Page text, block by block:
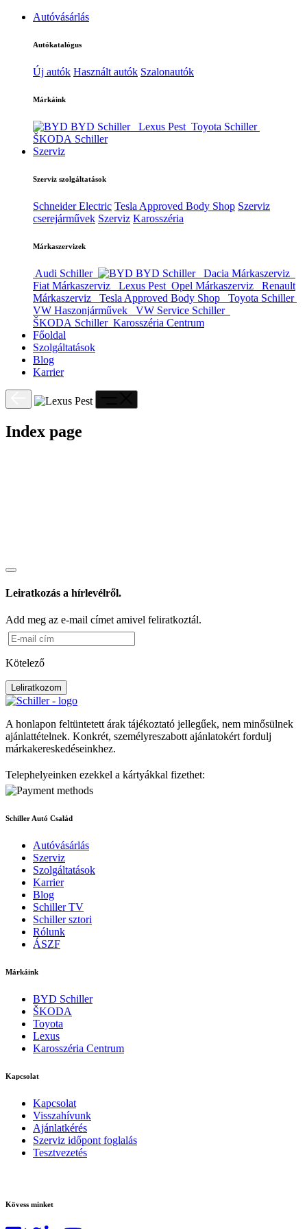
Autóvásárlás
Autókatalógus
Új autók Használt autók Szalonautók
Márkáink
BYD Schiller Lexus Pest Toyota Schiller
ŠKODA Schiller
Szerviz
Szerviz szolgáltatások
Schneider Electric Tesla Approved Body Shop Szerviz
cserejárművek Szerviz Karosszéria
Márkaszervizek
Audi Schiller BYD Schiller
Dacia Márkaszerviz
Fiat Márkaszerviz
Lexus Pest Opel Márkaszerviz
Renault
Márkaszerviz
Tesla Approved Body Shop
Toyota Schiller
VW Haszonjárművek
VW Service Schiller
ŠKODA Schiller Karosszéria Centrum
Főoldal
Szolgáltatások
Blog
Karrier
Index page
Leiratkozás a hírlevélről.
Add meg az e-mail címet amivel feliratkoztál.
Kötelező
Leliratkozom
A honlapon feltüntetett árak tájékoztató jellegűek, nem minősülnek
ajánlattételnek. Konkrét, személyreszabott ajánlatokért fordulj
márkakereskedéseinkhez.
Telephelyeinken ezekkel a kártyákkal fizethet:
Schiller Autó Család
Autóvásárlás
Szerviz
Szolgáltatások
Karrier
Blog
Schiller TV
Schiller sztori
Rólunk
ÁSZF
Márkáink
BYD Schiller
ŠKODA
Toyota
Lexus
Karosszéria Centrum
Kapcsolat
Kapcsolat
Visszahívunk
Ajánlatkérés
Szerviz időpont foglalás
Tesztvezetés
Kövess minket